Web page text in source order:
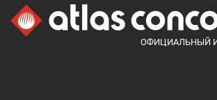
ОФИЦИАЛЬНЫЙ